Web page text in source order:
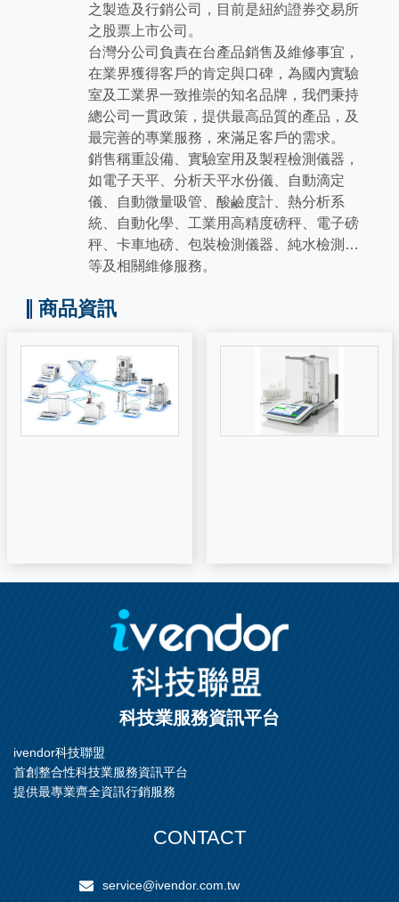
之製造及行銷公司，目前是紐約證券交易所
之股票上市公司。
台灣分公司負責在台產品銷售及維修事宜，
在業界獲得客戶的肯定與口碑，為國內實驗
室及工業界一致推崇的知名品牌，我們秉持
總公司一貫政策，提供最高品質的產品，及
最完善的專業服務，來滿足客戶的需求。
銷售稱重設備、實驗室用及製程檢測儀器，
如電子天平、分析天平水份儀、自動滴定
儀、自動微量吸管、酸鹼度計、熱分析系
統、自動化學、工業用高精度磅秤、電子磅
秤、卡車地磅、包裝檢測儀器、純水檢測…
等及相關維修服務。
商品資訊
科技業服務資訊平台
ivendor科技聯盟
首創整合性科技業服務資訊平台
提供最專業齊全資訊行銷服務
CONTACT
service@ivendor.com.tw